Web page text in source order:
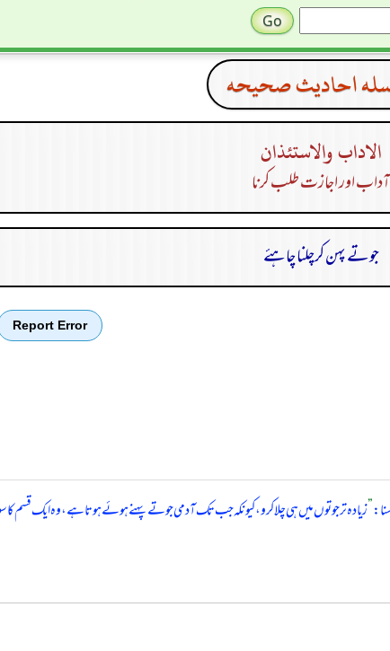
احاديث صحيحه
الاداب والاستئذان
آداب اور اجازت طلب کرنا
جوتے پہن کرچلنا چاہئے
Report Error
”زیادہ تر جوتوں میں ہی چلا کرو، کیونکہ جب تک آدمی جوتے پہنے ہوئے ہوتا ہے، وہ ایک قسم کا